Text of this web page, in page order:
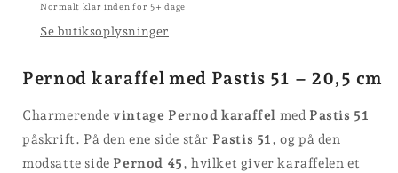
Normalt klar inden for 5+ dage
Se butiksoplysninger
Pernod karaffel med Pastis 51 – 20,5 cm
Charmerendevintage Pernod karaffel med Pastis 51
påskrift. På den ene side står Pastis 51, og på den
modsatte side Pernod 45, hvilket giver karaffelen et